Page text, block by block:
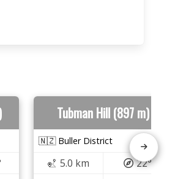
Tubman Hill (897 m)
🇳🇿 Buller District
5.0 km
22°